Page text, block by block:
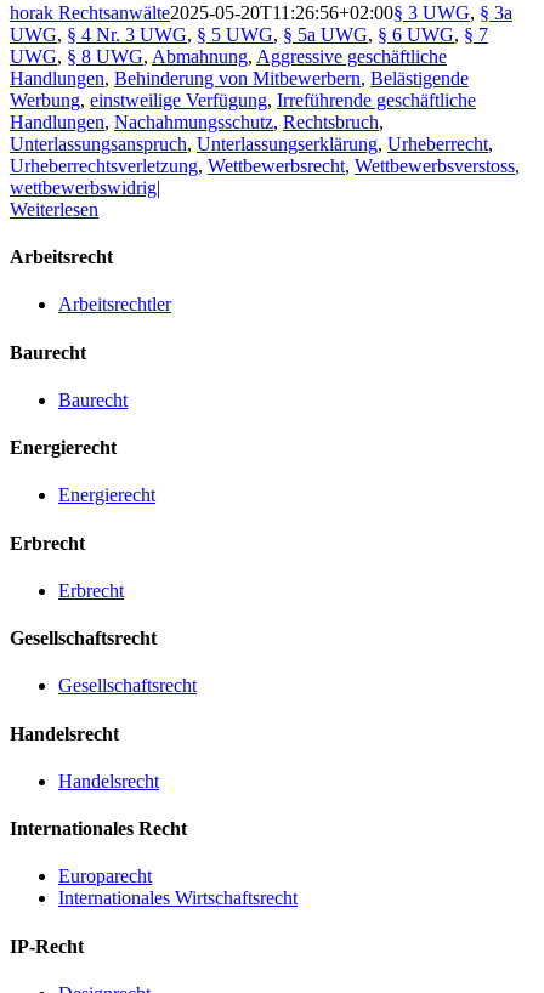
horak Rechtsanwälte2025-05-20T11:26:56+02:00§ 3 UWG, § 3a
UWG, § 4 Nr. 3 UWG, § 5 UWG, § 5a UWG, § 6 UWG, § 7
UWG, § 8 UWG, Abmahnung, Aggressive geschäftliche
Handlungen, Behinderung von Mitbewerbern, Belästigende
Werbung, einstweilige Verfügung, Irreführende geschäftliche
Handlungen, Nachahmungsschutz, Rechtsbruch,
Unterlassungsanspruch, Unterlassungserklärung, Urheberrecht,
Urheberrechtsverletzung, Wettbewerbsrecht, Wettbewerbsverstoss,
wettbewerbswidrig|
Weiterlesen
Arbeitsrecht
Arbeitsrechtler
Baurecht
Baurecht
Energierecht
Energierecht
Erbrecht
Erbrecht
Gesellschaftsrecht
Gesellschaftsrecht
Handelsrecht
Handelsrecht
Internationales Recht
Europarecht
Internationales Wirtschaftsrecht
IP-Recht